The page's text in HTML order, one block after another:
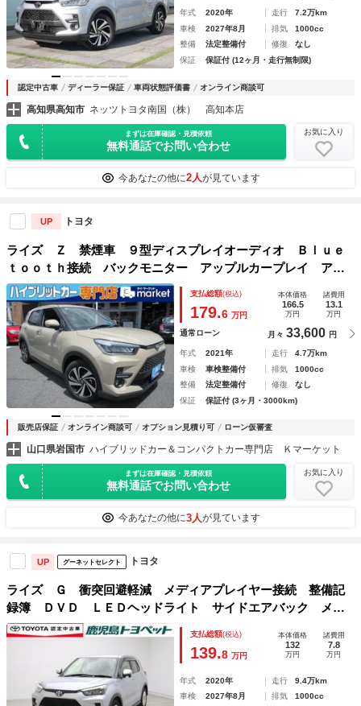
年式 2020年 走行
7.2万km
車検
2027年8月 排気
1000cc
整備
法定整備付 修復
なし
保証
保証付 (12ヶ月・走行無制限)
認定中古車 ディーラー保証 車両状態評価書 オンライン商談可
高知県高知市 ネッツトヨタ南国（株） 高知本店
まずは在庫確認・見積依頼
無料通話でお問い合わせ
お気に入り
今あなたの他に2人が見ています
UP トヨタ
ライズ Ｚ 禁煙車 ９型ディスプレイオーディオ Ｂｌｕｅ
ｔｏｏｔｈ接続 バックモニター アップルカープレイ アン
ドロイドオート 前後ドラレコ レーダークルコン 前席シー
トヒーター ＥＴＣ ステリモ ＵＳＢ
支払総額(税込)
179.6 万円
本体価格
166.5
万円
諸費用
13.1
万円
通常ローン 月々 33,600 円
年式 2021年 走行
4.7万km
車検
車検整備付 排気
1000cc
整備
法定整備付 修復
なし
保証
保証付 (3ヶ月・3000km)
販売店保証 オンライン商談可 オプション見積り可 ローン仮審査
山口県岩国市 ハイブリッドカー＆コンパクトカー専門店 Ｋマーケット
まずは在庫確認・見積依頼
無料通話でお問い合わせ
お気に入り
今あなたの他に3人が見ています
UP グーネットセレクト トヨタ
ライズ Ｇ 衝突回避軽減 メディアプレイヤー接続 整備記
録簿 ＤＶＤ ＬＥＤヘッドライト サイドエアバック メモ
リ－ナビ ＷＳＲＳ イモビライザー 横滑り防止機能 パワ
ーステアリング ナビ＆ＴＶ フルセグテレビ
支払総額(税込)
139.8 万円
本体価格
132
万円
諸費用
7.8
万円
年式 2020年 走行
9.4万km
車検
2027年8月 排気
1000cc